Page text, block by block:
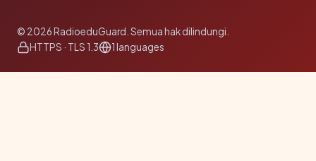
© 2026 RadioeduGuard. Semua hak dilindungi.
HTTPS · TLS 1.3
1 languages